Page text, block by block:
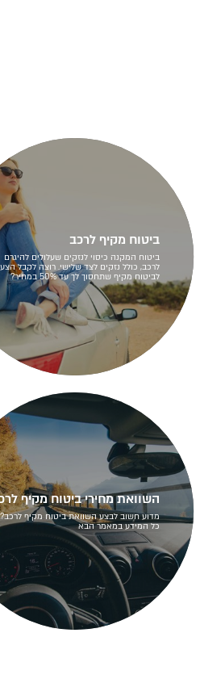
ביטוח מקיף לרכב
ביטוח המקנה כיסוי לנזקים שעלולים להיגרם
לרכב, כולל נזקים לצד שלישי. רוצה לקבל
לביטוח מקיף שתחסוך לך עד 50% במחיר?
השוואת מחירי ביטוח מקיף
מדוע חשוב לבצע השוואת ביטוח מקיף לרכב?
כל המידע במאמר הבא